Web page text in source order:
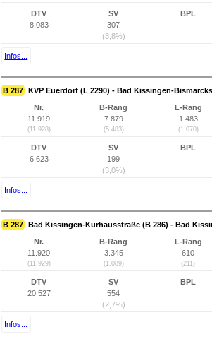
DTV
8.083
SV
307
(3,8%)
BPL
Infos...
B 287 KVP Euerdorf (L 2290) - Bad Kissingen-
Nr.
11.919
(11.928)
B-Rang
7.879
(5.483)
L-Rang
1.483
(1.070)
DTV
6.623
SV
199
(3,0%)
BPL
Infos...
B 287 Bad Kissingen-Kurhausstraße (B 286) - Bad
Nr.
11.920
(11.929)
B-Rang
3.345
(1.089)
L-Rang
610
(211)
DTV
20.527
SV
554
(2,7%)
BPL
Infos...